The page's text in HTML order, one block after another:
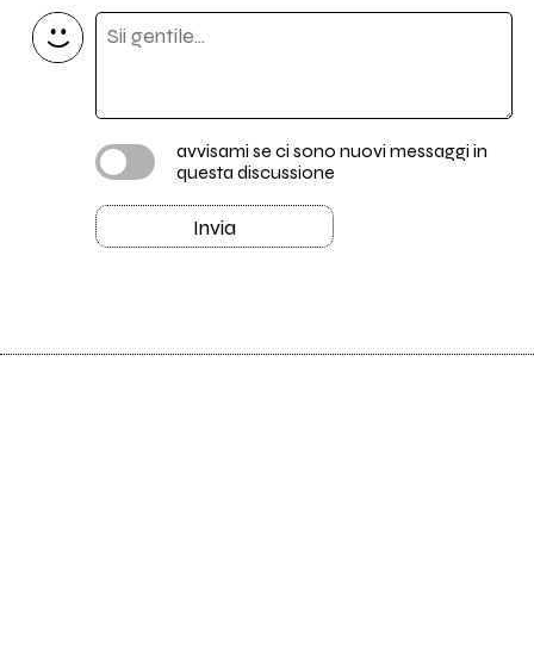
avvisami se ci sono nuovi messaggi in
questa discussione
Invia